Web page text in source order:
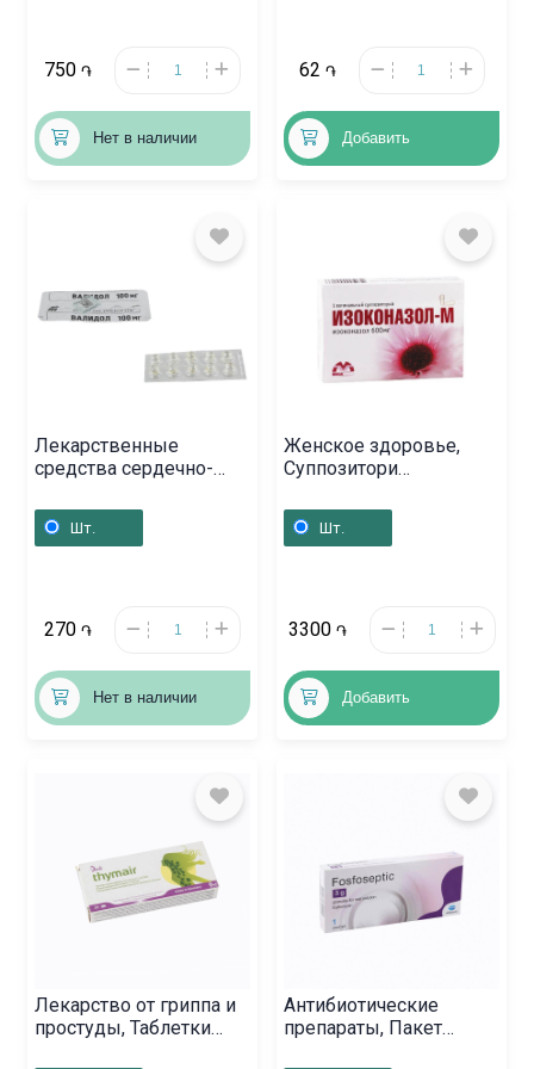
750 ֏
Нет в наличии
62 ֏
Добавить
Лекарственные
средства сердечно-
Ռուսաստան
Шт.
270 ֏
Нет в наличии
Женское здоровье,
Суппозитори
Հայաստան
Шт.
3300 ֏
Добавить
Лекарство от гриппа и
простуды, Таблетки
Антибиотические
препараты, Пакет